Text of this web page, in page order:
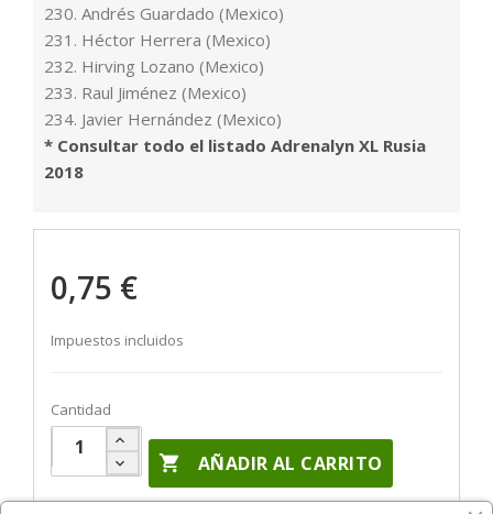
230. Andrés Guardado (Mexico)
231. Héctor Herrera (Mexico)
232. Hirving Lozano (Mexico)
233. Raul Jiménez (Mexico)
234. Javier Hernández (Mexico)
* Consultar todo el listado Adrenalyn XL Rusia
2018
0,75 €
Impuestos incluidos
Cantidad
 AÑADIR AL CARRITO